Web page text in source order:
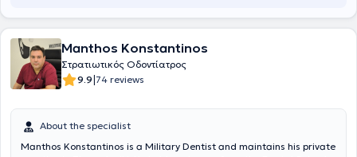
Manthos Konstantinos
Στρατιωτικός Οδοντίατρος
9.9|74 reviews
About the specialist
Manthos Konstantinos is a Military Dentist and maintains his private